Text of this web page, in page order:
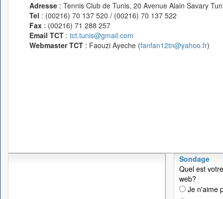
Adresse : Tennis Club de Tunis, 20 Avenue Alain Savary
Tel : (00216) 70 137 520 / (00216) 70 137 522
Fax : (00216) 71 288 257
Email TCT : tct.tunis@gmail.com
Webmaster TCT : Faouzi Ayeche (fanfan12tn@yahoo.fr)
Sondage
Quel est
web?
Je n'aime